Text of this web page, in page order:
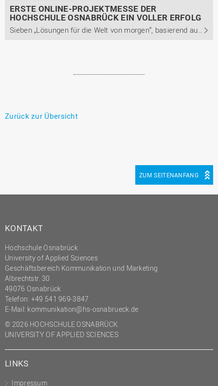
ERSTE ONLINE-PROJEKTMESSE DER
HOCHSCHULE OSNABRÜCK EIN VOLLER ERFOLG
Sieben „Lösungen für die Welt von morgen“, basierend auf Zukunftstechnologien, präsentierten jetzt Studierende der Hochschule Osnabrück in der ersten gleichnamigen Online-Projektmesse.
Zurück zur Übersicht
ZUM SEITENANFANG
KONTAKT
Hochschule Osnabrück
University of Applied Sciences
Geschäftsbereich Kommunikation und Marketing
Albrechtstr. 30
49076 Osnabrück
Telefon: +49 541 969-3847
E-Mail: kommunikation@hs-osnabrueck.de
© 2026 HOCHSCHULE OSNABRÜCK
UNIVERSITY OF APPLIED SCIENCES
LINKS
Impressum